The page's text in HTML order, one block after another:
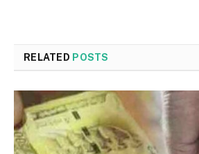
RELATED POSTS